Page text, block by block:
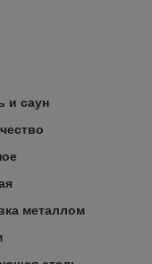
и саун
металлом